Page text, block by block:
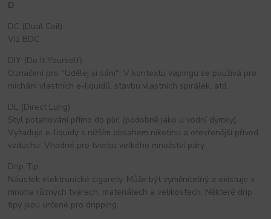
D
DC (Dual Coil)
Viz BDC.
DIY (Do It Yourself)
Označení pro "Udělej si sám". V kontextu vapingu se používá pro
míchání vlastních e-liquidů, stavbu vlastních spirálek, atd.
DL (Direct Lung)
Styl potahování přímo do plic (podobně jako u vodní dýmky).
Vyžaduje e-liquidy s nižším obsahem nikotinu a otevřenější přívod
vzduchu. Vhodné pro tvorbu velkého množství páry.
Drip Tip
Náustek elektronické cigarety. Může být vyměnitelný a existuje v
mnoha různých tvarech, materiálech a velikostech. Některé drip
tipy jsou určené pro dripping.